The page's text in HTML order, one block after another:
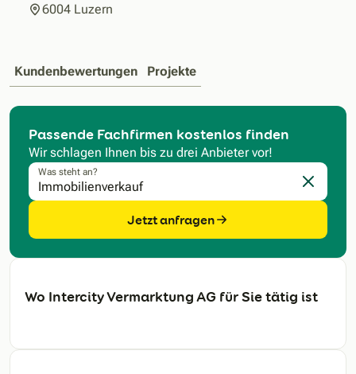
6004 Luzern
Kundenbewertungen Projekte
Passende Fachfirmen kostenlos finden
Wir schlagen Ihnen bis zu drei Anbieter vor!
Was steht an?
Eingabe
Jetzt anfragen
Wo Intercity Vermarktung AG für Sie tätig ist